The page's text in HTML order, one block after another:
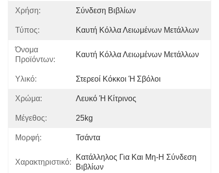
Χρήση: Σύνδεση Βιβλίων
Τύπος: Καυτή Κόλλα Λειωμένων Μετάλλων
Όνομα
Προϊόντων:
Καυτή Κόλλα Λειωμένων Μετάλλων
Υλικό: Στερεοί Κόκκοι Ή Σβόλοι
Χρώμα: Λευκό Ή Κίτρινος
Μέγεθος: 25kg
Μορφή: Τσάντα
Χαρακτηριστικό:
Κατάλληλος Για Και Μη-Η Σύνδεση
Βιβλίων